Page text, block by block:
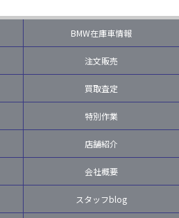
BMW在庫車情報
注文販売
買取査定
特別作業
店舗紹介
会社概要
スタッフblog